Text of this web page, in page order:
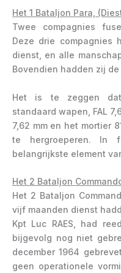
Het 1 Bataljon Para,
Twee compagnies
Deze drie compagnies
dienst, en alle
Bovendien hadden zij
Het is te zeggen
standaard wapen, FAL
7,62 mm en het mortier
te hergroeperen. In
belangrijkste element
Het 2 Bataljon
Het 2 Bataljon
vijf maanden dienst
Kpt Luc RAES, had
bijgevolg nog niet
december 1964
geen operationele